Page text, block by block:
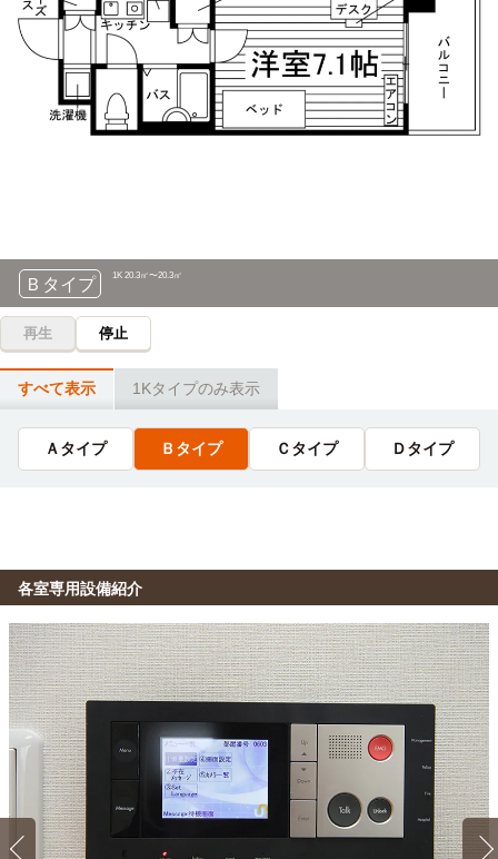
10分
金町→（JR常磐線10分）→北千住
和洋女子大学 電車
15分
金町→（JR常磐線18分）→千駄木
東京大学(本郷キャンパス)
金町→（JR常磐線19分）→根津
24分
金町→（JR常磐線24分）→新御茶ノ水
金町→（JR常磐線5分）→松戸（7分）→（JR常磐線快速27
分）→龍ヶ崎市
日本薬科大学(お茶の水キャンパス) 電車
23分
金町→（JR常磐線9分）→北千住（1分）→（東京メトロ千代
田線13分）→湯島
川村学園女子大学 電車
24分
金町→（JR常磐線5分）→松戸（3分）→（JR常磐線快速16
分）→天王台
金町→（JR常磐線9分）→北千住（7分）→（東武スカイツリ
ーライン区間急行8分）→東向島
【立志舎】専門学校日本動物21 電車
24分
金町→（JR常磐線9分）→北千住→（東武スカイツリーライ
ン準急15分）→錦糸町
【立志舎】東京法律公務員専門学校
金町→（JR常磐線9分）→北千住→（東武スカイツリーライ
ン準急15分）→錦糸町
【立志舎】専門学校日本鉄道&スポーツビジネスカレッ
駿台国際教育センター
金町→（東京メトロ千代田線25分）→新御茶ノ水
CAD製図専門学校 電車
29分
金町→（JR常磐線9分）→北千住（％分）→（東武スカイツ
リーライン15分）→新越谷
埼玉東萌美容専門学校 電車
29分
金町→（JR常磐線9分）→北千住（5分）→（東武スカイツリ
Ｂタイプ 1K 20.3㎡〜20.3㎡
Ａタイプ 1K 19.6㎡〜19.6㎡
再生 停止
すべて表示 1Kタイプのみ表示
Ａタイプ Ｂタイプ Ｃタイプ Ｄタイプ
各室専用設備紹介